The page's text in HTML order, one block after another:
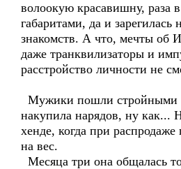
волоокую красавишну, раза
габаритами, да и зарегилась
знакомств. А что, мечты об
даже транквилизаторы и
расстройство личности не
Мужики пошли стройными
накупила нарядов, ну как...
хенде, когда при
на вес.
Месяца три она общалась